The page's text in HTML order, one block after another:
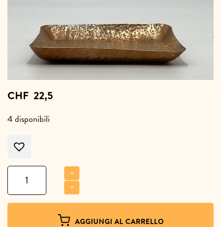
CHF 22,5
4 disponibili
Vassoio
metallo
quadrato
AGGIUNGI AL CARRELLO